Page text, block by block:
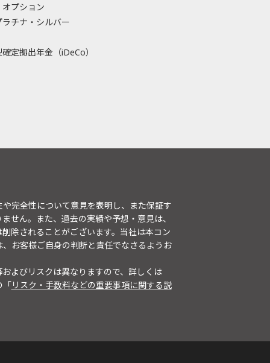
プション
ラチナ・シルバー
定拠出年金（iDeCo）
完全性について意見を表明し、また保証す
せん。また、過去の実績や予想・意見は、
除されることがございます。当社は本コン
お客様ご自身の判断と責任でなさるようお
よびリスクは異なりますので、詳しくは
「リスク・手数料などの重要事項に関する説